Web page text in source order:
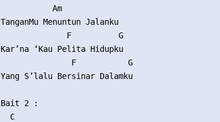
           Am
TanganMu Menuntun Jalanku
              F          G
Kar’na ‘Kau Pelita Hidupku
               F           G
Yang S’lalu Bersinar Dalamku
Bait 2 :
  C